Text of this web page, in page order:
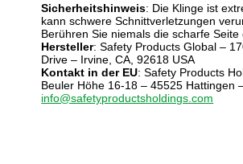
Sicherheitshinweis: Die Klinge ist
kann schwere Schnittverletzungen
Berühren Sie niemals die scharfe Seite
Hersteller: Safety Products Global –
Drive – Irvine, CA, 92618 USA
Kontakt in der EU: Safety Products
Beuler Höhe 16-18 – 45525 Hattingen
info@safetyproductsholdings.com